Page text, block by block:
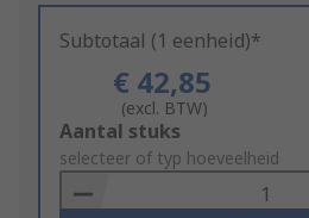
Subtotaal (1 eenheid)*
€ 42,85
(excl. BTW)
Add
to
Basket
Aantal stuks
selecteer of typ hoeveelheid